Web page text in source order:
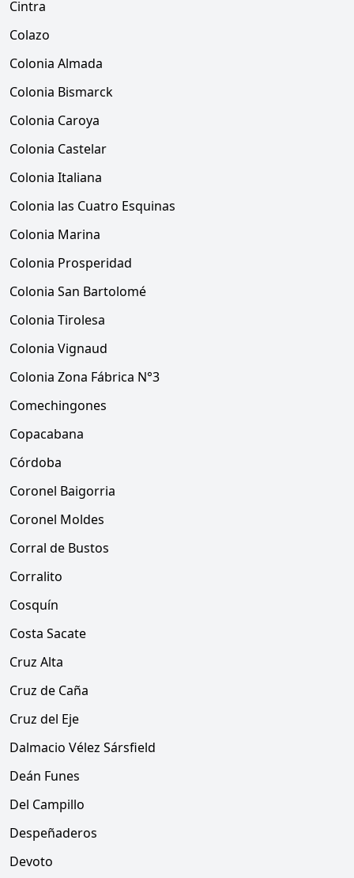
Cintra
Colazo
Colonia Almada
Colonia Bismarck
Colonia Caroya
Colonia Castelar
Colonia Italiana
Colonia las Cuatro Esquinas
Colonia Marina
Colonia Prosperidad
Colonia San Bartolomé
Colonia Tirolesa
Colonia Vignaud
Colonia Zona Fábrica N°3
Comechingones
Copacabana
Córdoba
Coronel Baigorria
Coronel Moldes
Corral de Bustos
Corralito
Cosquín
Costa Sacate
Cruz Alta
Cruz de Caña
Cruz del Eje
Dalmacio Vélez Sársfield
Deán Funes
Del Campillo
Despeñaderos
Devoto